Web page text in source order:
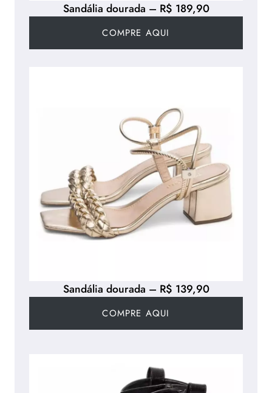
Sandália dourada – R$ 189,90
COMPRE AQUI
Sandália dourada – R$ 139,90
COMPRE AQUI